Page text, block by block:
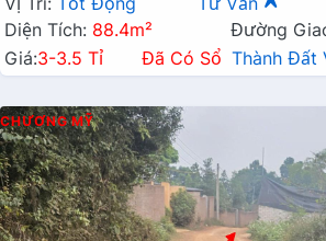
Diện Tích: 88.4m²
Đường
Giá:3-3.5 Tỉ Đã Có Sổ Thành Đất
CHƯƠNG MỸ